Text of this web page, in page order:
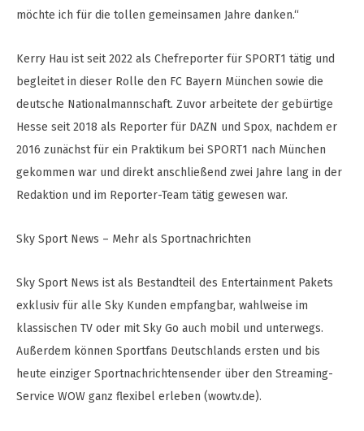
möchte ich für die tollen gemeinsamen Jahre danken.“
Kerry Hau ist seit 2022 als Chefreporter für SPORT1 tätig und
begleitet in dieser Rolle den FC Bayern München sowie die
deutsche Nationalmannschaft. Zuvor arbeitete der gebürtige
Hesse seit 2018 als Reporter für DAZN und Spox, nachdem er
2016 zunächst für ein Praktikum bei SPORT1 nach München
gekommen war und direkt anschließend zwei Jahre lang in der
Redaktion und im Reporter-Team tätig gewesen war.
Sky Sport News – Mehr als Sportnachrichten
Sky Sport News ist als Bestandteil des Entertainment Pakets
exklusiv für alle Sky Kunden empfangbar, wahlweise im
klassischen TV oder mit Sky Go auch mobil und unterwegs.
Außerdem können Sportfans Deutschlands ersten und bis
heute einziger Sportnachrichtensender über den Streaming-
Service WOW ganz flexibel erleben (wowtv.de).